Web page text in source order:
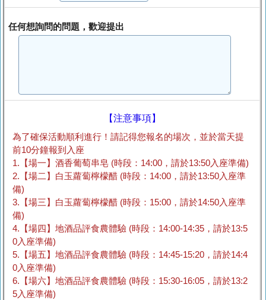
任何想詢問的問題，歡迎提出
【注意事項】
為了確保活動順利進行！請記得您報名的場次，並於當天提
前10分鐘報到入座
1.【場一】酒香葡萄串皂 (時段：14:00，請於13:50入座準備)
2.【場二】白玉蘿蔔檸檬醋 (時段：14:00，請於13:50入座準
備)
3.【場三】白玉蘿蔔檸檬醋 (時段：15:00，請於14:50入座準
備)
4.【場四】地酒品評食農體驗 (時段：14:00-14:35，請於13:5
0入座準備)
5.【場五】地酒品評食農體驗 (時段：14:45-15:20，請於14:4
0入座準備)
6.【場六】地酒品評食農體驗 (時段：15:30-16:05，請於13:2
5入座準備)